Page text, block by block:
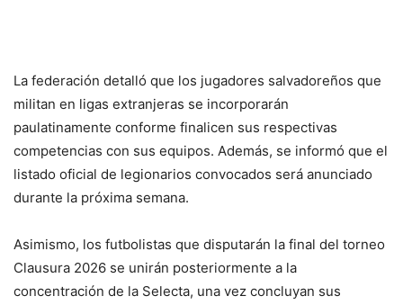
La federación detalló que los jugadores salvadoreños que
militan en ligas extranjeras se incorporarán
paulatinamente conforme finalicen sus respectivas
competencias con sus equipos. Además, se informó que el
listado oficial de legionarios convocados será anunciado
durante la próxima semana.
Asimismo, los futbolistas que disputarán la final del torneo
Clausura 2026 se unirán posteriormente a la
concentración de la Selecta, una vez concluyan sus